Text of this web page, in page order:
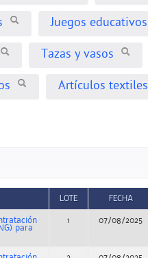
Juegos educativos
Tazas y vasos
Artículos textiles
LOTE FECHA
para
1 07/08/2025